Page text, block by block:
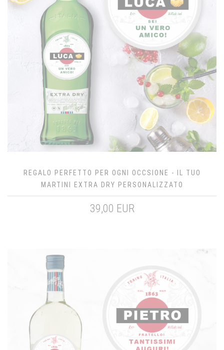
REGALO PERFETTO PER OGNI OCCSIONE - IL TUO
MARTINI EXTRA DRY PERSONALIZZATO
39,00 EUR